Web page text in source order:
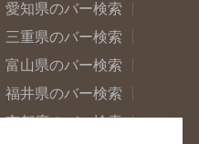
愛知県のバー検索
三重県のバー検索
富山県のバー検索
福井県のバー検索
京都府のバー検索